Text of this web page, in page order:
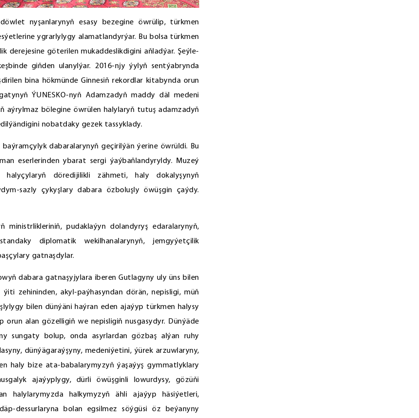
nyşanlarynyň esasy bezegine öwrülip, türkmen
ygrarlylygy alamatlandyrýar. Bu bolsa türkmen
derejesine göterilen mukaddeslikdigini aňladýar. Şeýle-
giňden ulanylýar. 2016-njy ýylyň sentýabrynda
bina hökmünde Ginnesiň rekordlar kitabynda orun
ÝUNESKO-nyň Adamzadyň maddy däl medeni
aýrylmaz bölegine öwrülen halylaryň tutuş adamzadyň
nobatdaky gezek tassyklady.
dabaralarynyň geçirilýän ýerine öwrüldi. Bu
eserlerinden ybarat sergi ýaýbaňlandyryldy. Muzeý
döredijilikli zähmeti, haly dokalyşynyň
sazly çykyşlary dabara özboluşly öwüşgin çaýdy.
ministrlikleriniň, pudaklaýyn dolandyryş edaralarynyň,
diplomatik wekilhanalarynyň, jemgyýetçilik
gatnaşdylar.
dabara gatnaşyjylara iberen Gutlagyny uly üns bilen
zehininden, akyl-paýhasyndan dörän, nepisligi, müň
bilen dünýäni haýran eden ajaýyp türkmen halysy
alan gözelligiň we nepisligiň nusgasydyr. Dünýäde
sungaty bolup, onda asyrlardan gözbaş alýan ruhy
dünýägaraýşyny, medeniýetini, ýürek arzuwlaryny,
haly bize ata-babalarymyzyň ýaşaýyş gymmatlyklary
ajaýyplygy, dürli öwüşginli lowurdysy, gözüňi
halylarymyzda halkymyzyň ähli ajaýyp häsiýetleri,
dessurlaryna bolan egsilmez söýgüsi öz beýanyny